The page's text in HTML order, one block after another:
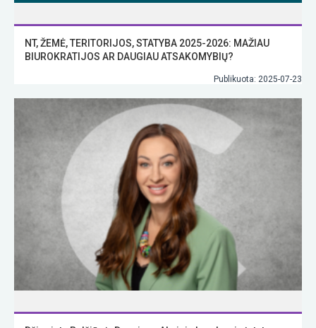
NT, ŽEMĖ, TERITORIJOS, STATYBA 2025-2026: MAŽIAU
BIUROKRATIJOS AR DAUGIAU ATSAKOMYBIŲ?
Publikuota: 2025-07-23